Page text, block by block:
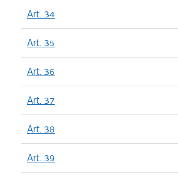
Art. 34
Art. 35
Art. 36
Art. 37
Art. 38
Art. 39